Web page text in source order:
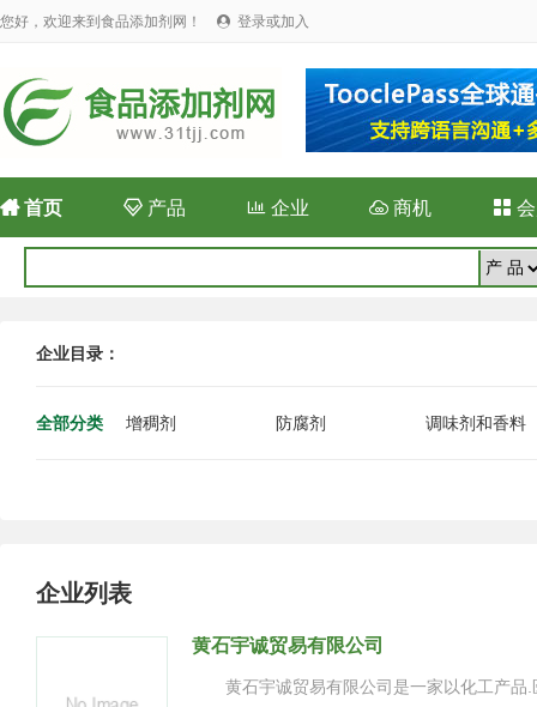
您好，欢迎来到食品添加剂网！  登录或加入
首页 产品 企业  商机 
企业目录：
全部分类 增稠剂 防腐剂 调味剂和香料
企业列表
黄石宇诚贸易有限公司